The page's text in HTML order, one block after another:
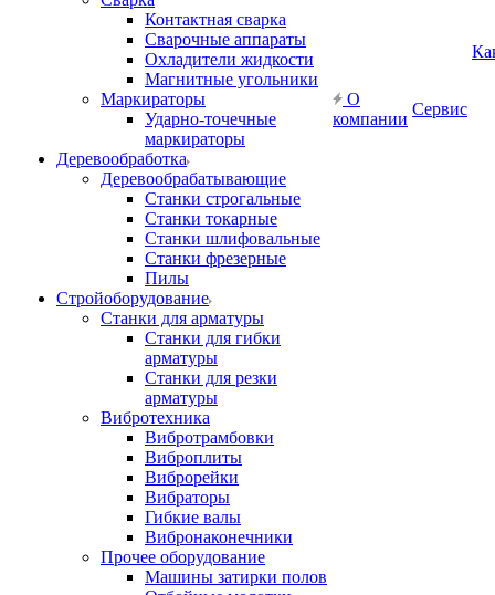
Контактная сварка
Сварочные аппараты
Охладители жидкости
Магнитные угольники
Маркираторы
Ударно-точечные
маркираторы
Деревообработка
Деревообрабатывающие
Станки строгальные
Станки токарные
Станки шлифовальные
Станки фрезерные
Пилы
Стройоборудование
Станки для арматуры
Станки для гибки
арматуры
Станки для резки
арматуры
Вибротехника
Вибротрамбовки
Виброплиты
Виброрейки
Вибраторы
Гибкие валы
Вибронаконечники
Прочее оборудование
Машины затирки полов
О
компании
Сервис